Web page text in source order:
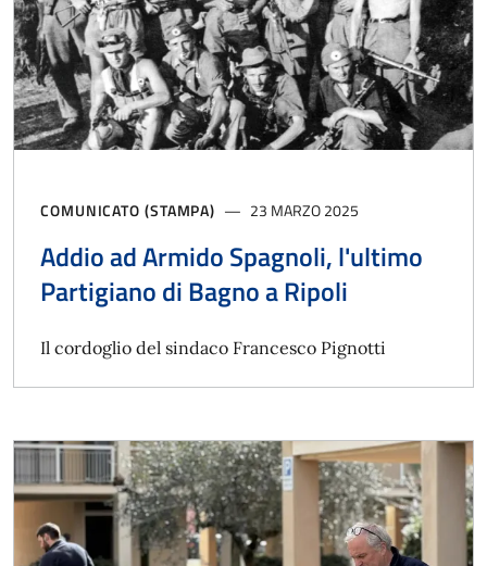
COMUNICATO (STAMPA) 23 MARZO 2025
Addio ad Armido Spagnoli, l'ultimo
Partigiano di Bagno a Ripoli
Il cordoglio del sindaco Francesco Pignotti